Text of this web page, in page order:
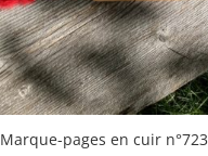
Marque-pages en cuir n°723